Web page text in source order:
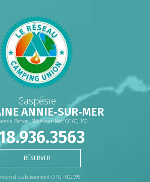
Gaspésie
ANNIE‑SUR‑MER
Patton, Métis-sur-Mer, QC G0J 1S0
RÉSERVER
d'établissement CITQ : 002096